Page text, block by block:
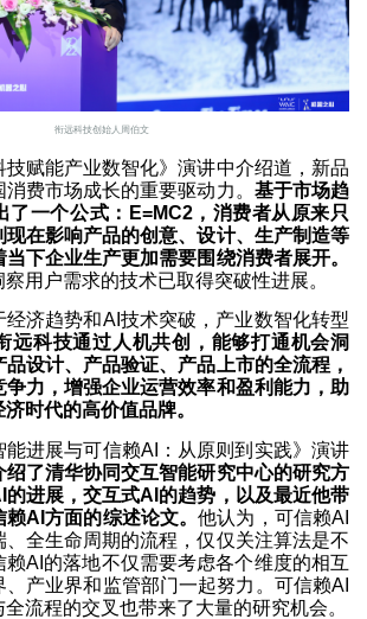
衔远科技创始人周伯文
技赋能产业数智化》演讲中介绍道，新品
费市场成长的重要驱动力。 基于市场趋
了一个公式：E=MC2，消费者从原来只
现在影响产品的创意、设计、生产制造等
下企业生产更加需要围绕消费者展开。
用户需求的技术已取得突破性进展。
济趋势和AI技术突破，产业数智化转型
远科技通过人机共创，能够打通机会洞
设计、产品验证、产品上市的全流程，
争力，增强企业运营效率和盈利能力，助
时代的高价值品牌。
能进展与可信赖AI：从原则到实践》演讲
绍了清华协同交互智能研究中心的研究方
的进展，交互式AI的趋势，以及最近他带
赖AI方面的综述论文。他认为，可信赖AI
、全生命周期的流程，仅仅关注算法是不
AI的落地不仅需要考虑各个维度的相互
产业界和监管部门一起努力。可信赖AI
流程的交叉也带来了大量的研究机会。